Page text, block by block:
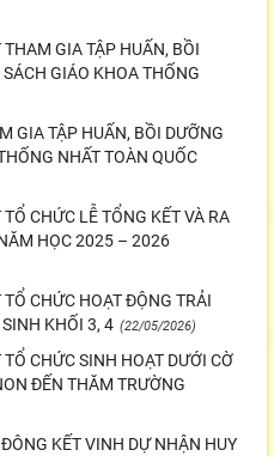
GIA TẬP HUẤN, BỒI
GIÁO KHOA THỐNG
GIA TẬP HUẤN, BỒI DƯỠNG
NHẤT TOÀN QUỐC
CHỨC LỄ TỔNG KẾT VÀ RA
HỌC 2025 – 2026
CHỨC HOẠT ĐỘNG TRẢI
KHỐI 3, 4 (22/05/2026)
CHỨC SINH HOẠT DƯỚI CỜ
ĐẾN THĂM TRƯỜNG
KẾT VINH DỰ NHẬN HUY